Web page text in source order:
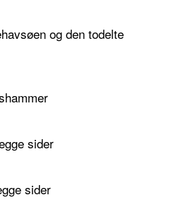
og den todelte
sider
sider